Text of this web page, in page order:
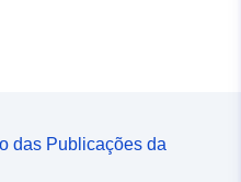
das Publicações da